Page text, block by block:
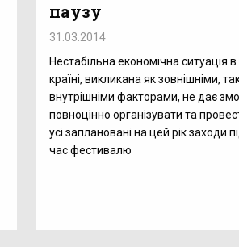
паузу
31.03.2014
Нестабільна економічна ситуація в
країні, викликана як зовнішніми, так
внутрішніми факторами, не дає
повноцінно організувати та
усі заплановані на цей рік заходи
час фестивалю